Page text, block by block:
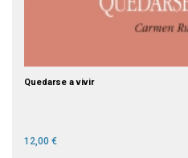
Quedarse a vivir
12,00 €